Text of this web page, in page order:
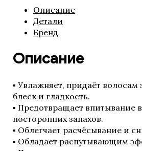
Описание
Детали
Бренд
Описание
▪ Увлажняет, придаёт волосам
блеск и гладкость.
▪ Предотвращает впитывание
посторонних запахов.
▪ Облегчает расчёсывание и
▪ Обладает распутывающим